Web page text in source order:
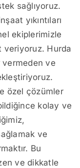
sağlıyoruz.
yıkıntıları
ekiplerimizle
veriyoruz. Hurda
vermeden ve
özel çözümler
kolay ve
ve
Bu
ve dikkatle